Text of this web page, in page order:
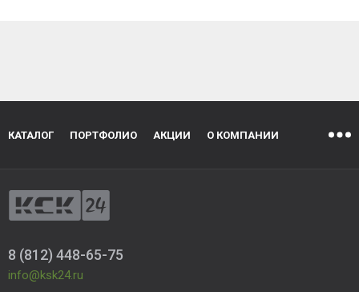
КАТАЛОГ ПОРТФОЛИО АКЦИИ О КОМПАНИИ
8 (812) 448-65-75
info@ksk24.ru